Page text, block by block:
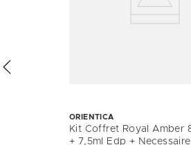
ORIENTICA
Kit Coffret Royal Amber
+ 7,5ml Edp +